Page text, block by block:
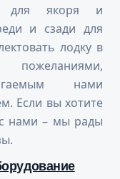
для якоря и
и сзади для
лодку в
нами
Если вы хотите
нами – мы рады